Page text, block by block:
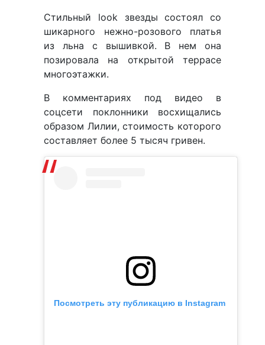
Стильный look звезды состоял со
шикарного нежно-розового платья
из льна с вышивкой. В нем она
позировала на открытой террасе
многоэтажки.
В комментариях под видео в
соцсети поклонники восхищались
образом Лилии, стоимость которого
составляет более 5 тысяч гривен.
Посмотреть эту публикацию в Instagram